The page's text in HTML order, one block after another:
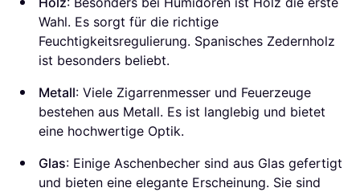
Wahl. Es sorgt für die richtige
Feuchtigkeitsregulierung. Spanisches Zedernholz
ist besonders beliebt.
Metall: Viele Zigarrenmesser und Feuerzeuge
bestehen aus Metall. Es ist langlebig und bietet
eine hochwertige Optik.
Glas: Einige Aschenbecher sind aus Glas gefertigt
und bieten eine elegante Erscheinung. Sie sind